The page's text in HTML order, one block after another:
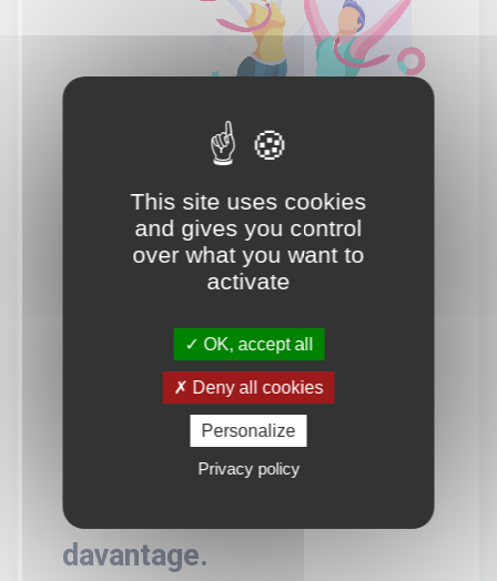
Vous souhaitez en savoir
davantage.
This site uses cookies
and gives you control
over what you want to
activate
OK, accept all
Deny all cookies
Personalize
Privacy policy